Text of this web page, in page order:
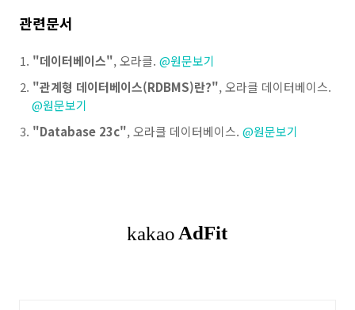
관련문서
"데이터베이스", 오라클. @원문보기
"관계형 데이터베이스(RDBMS)란?", 오라클 데이터베이스.
@원문보기
"Database 23c", 오라클 데이터베이스. @원문보기